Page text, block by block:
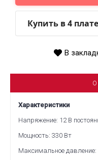
Купить в 4
В
Характеристики
Напряжение: 12 В
Мощность: 330 Вт
Максимальное давление: